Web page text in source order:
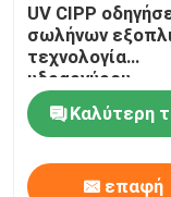
UV CIPP
σωλήνων
τεχνολογία
υδραργύρου
συστημάτων
Trenchless
θεραπείας
διπλή
Καλύτερη
επαφή